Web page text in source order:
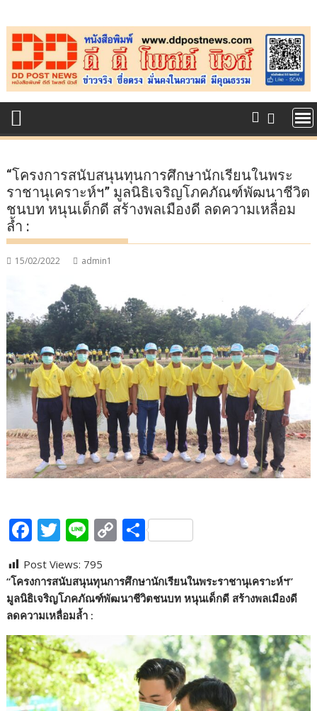
to
content
“โครงการสนับสนุนทุนการศึกษานักเรียนในพระ
ราชานุเคราะห์ฯ” มูลนิธิเจริญโภคภัณฑ์พัฒนาชีวิต
ชนบท หนุนเด็กดี สร้างพลเมืองดี ลดความเหลื่อม
ล้ำ :
15/02/2022 admin1
F
ac
e
b
o
o
k
T
w
itt
er
Li
n
e
C
o
p
y
n
k
S
h
ar
e
Post Views: 795
“โครงการสนับสนุนทุนการศึกษานักเรียนในพระราชานุเคราะห์ฯ”
มูลนิธิเจริญโภคภัณฑ์พัฒนาชีวิตชนบท หนุนเด็กดี สร้างพลเมืองดี
ลดความเหลื่อมล้ำ :